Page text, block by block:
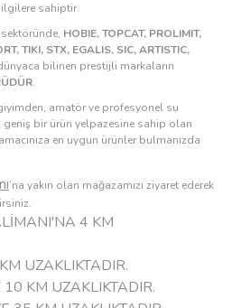
sahiptir.
HOBIE, TOPCAT, PROLIMIT,
TIKI, STX, EGALIS, SIC, ARTISTIC,
bilinen prestijli markaların
.
amatör ve profesyonel su
geniş bir ürün yelpazesine sahip olan
en uygun ürünler bulmanızda
’na yakın olan mağazamızı ziyaret ederek
4 KM
UZAKLIKTADIR.
10 KM UZAKLIKTADIR.